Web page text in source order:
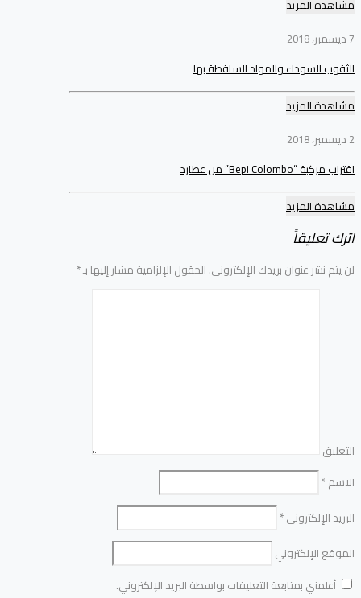
مشاهدة المزيد
7 ديسمبر، 2018
الثقوب السوداء والمواد الساقطة بها
مشاهدة المزيد
2 ديسمبر، 2018
اقتراب مركبة “Bepi Colombo” من عطارد
مشاهدة المزيد
اترك تعليقاً
لن يتم نشر عنوان بريدك الإلكتروني. الحقول الإلزامية مشار إليها بـ*
التعليق
الاسم*
البريد الإلكتروني*
الموقع الإلكتروني
أعلمني بمتابعة التعليقات بواسطة البريد الإلكتروني.